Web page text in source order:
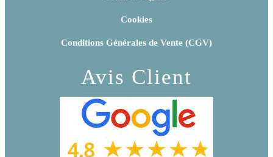
Cookies
Conditions Générales de Vente (CGV)
Avis Client